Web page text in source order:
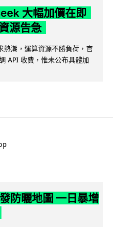
大幅加價在即
源告急
熱潮，運算資源不勝負荷，官
API 收費，惟未公布具體加
防曬地圖 一日暴增